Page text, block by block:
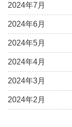
2024年7月
2024年6月
2024年5月
2024年4月
2024年3月
2024年2月